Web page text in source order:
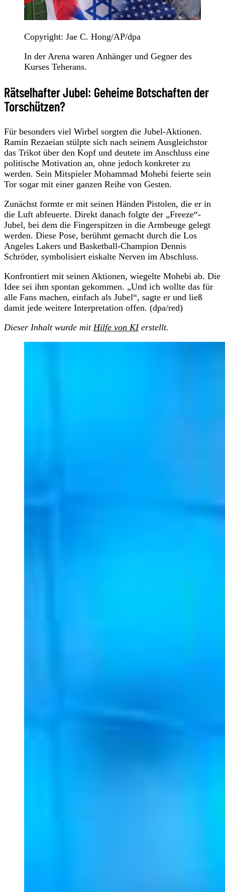
Copyright: Jae C. Hong/AP/dpa
In der Arena waren Anhänger und Gegner des
Kurses Teherans.
Rätselhafter Jubel: Geheime Botschaften der
Torschützen?
Für besonders viel Wirbel sorgten die Jubel-Aktionen.
Ramin Rezaeian stülpte sich nach seinem Ausgleichstor
das Trikot über den Kopf und deutete im Anschluss eine
politische Motivation an, ohne jedoch konkreter zu
werden. Sein Mitspieler Mohammad Mohebi feierte sein
Tor sogar mit einer ganzen Reihe von Gesten.
Zunächst formte er mit seinen Händen Pistolen, die er in
die Luft abfeuerte. Direkt danach folgte der „Freeze“-
Jubel, bei dem die Fingerspitzen in die Armbeuge gelegt
werden. Diese Pose, berühmt gemacht durch die Los
Angeles Lakers und Basketball-Champion Dennis
Schröder, symbolisiert eiskalte Nerven im Abschluss.
Konfrontiert mit seinen Aktionen, wiegelte Mohebi ab. Die
Idee sei ihm spontan gekommen. „Und ich wollte das für
alle Fans machen, einfach als Jubel“, sagte er und ließ
damit jede weitere Interpretation offen. (dpa/red)
Dieser Inhalt wurde mit Hilfe von KIerstellt.